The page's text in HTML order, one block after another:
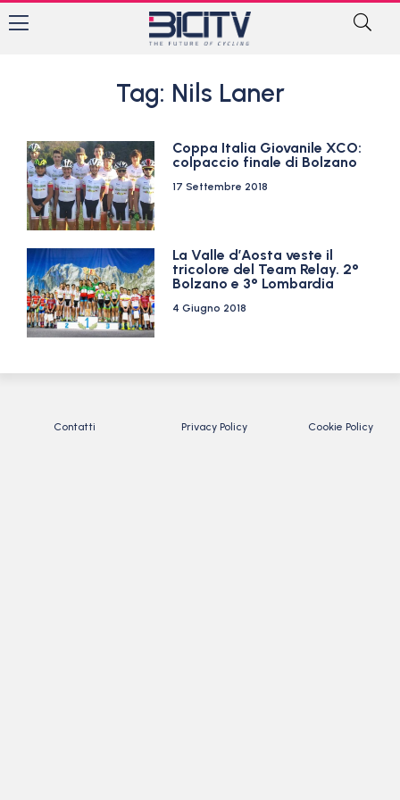
Tag: Nils Laner
Coppa Italia Giovanile XCO:
colpaccio finale di Bolzano
17 Settembre 2018
La Valle d’Aosta veste il
tricolore del Team Relay. 2°
Bolzano e 3° Lombardia
4 Giugno 2018
Contatti Privacy Policy Cookie Policy